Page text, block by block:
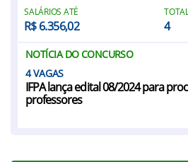
SALÁRIOS ATÉ
R$ 6.356,02 4
NOTÍCIA DO CONCURSO
4
IFPA lança edital 08/2024 para
professores